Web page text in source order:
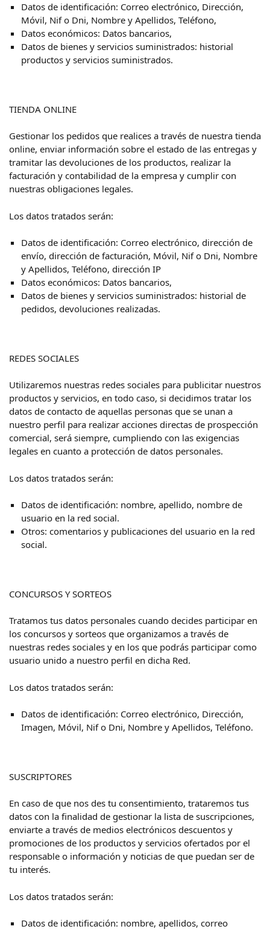
Datos de identificación: Correo electrónico, Dirección,
Móvil, Nif o Dni, Nombre y Apellidos, Teléfono,
Datos económicos: Datos bancarios,
Datos de bienes y servicios suministrados: historial
productos y servicios suministrados.
TIENDA ONLINE
Gestionar los pedidos que realices a través de nuestra tienda
online, enviar información sobre el estado de las entregas y
tramitar las devoluciones de los productos, realizar la
facturación y contabilidad de la empresa y cumplir con
nuestras obligaciones legales.
Los datos tratados serán:
Datos de identificación: Correo electrónico, dirección de
envío, dirección de facturación, Móvil, Nif o Dni, Nombre
y Apellidos, Teléfono, dirección IP
Datos económicos: Datos bancarios,
Datos de bienes y servicios suministrados: historial de
pedidos, devoluciones realizadas.
REDES SOCIALES
Utilizaremos nuestras redes sociales para publicitar nuestros
productos y servicios, en todo caso, si decidimos tratar los
datos de contacto de aquellas personas que se unan a
nuestro perfil para realizar acciones directas de prospección
comercial, será siempre, cumpliendo con las exigencias
legales en cuanto a protección de datos personales.
Los datos tratados serán:
Datos de identificación: nombre, apellido, nombre de
usuario en la red social.
Otros: comentarios y publicaciones del usuario en la red
social.
CONCURSOS Y SORTEOS
Tratamos tus datos personales cuando decides participar en
los concursos y sorteos que organizamos a través de
nuestras redes sociales y en los que podrás participar como
usuario unido a nuestro perfil en dicha Red.
Los datos tratados serán:
Datos de identificación: Correo electrónico, Dirección,
Imagen, Móvil, Nif o Dni, Nombre y Apellidos, Teléfono.
SUSCRIPTORES
En caso de que nos des tu consentimiento, trataremos tus
datos con la finalidad de gestionar la lista de suscripciones,
enviarte a través de medios electrónicos descuentos y
promociones de los productos y servicios ofertados por el
responsable o información y noticias de que puedan ser de
tu interés.
Los datos tratados serán:
Datos de identificación: nombre, apellidos, correo